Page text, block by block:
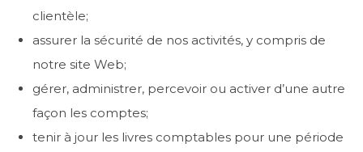
clientèle;
assurer la sécurité de nos activités, y compris de
notre site Web;
gérer, administrer, percevoir ou activer d’une autre
façon les comptes;
tenir à jour les livres comptables pour une période